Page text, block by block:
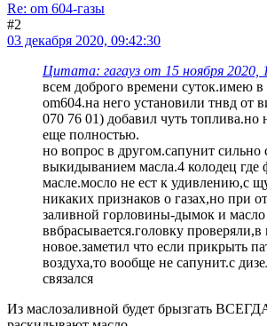
Re: om 604-газы
#2
03 декабря 2020, 09:42:30
Цитата: гагауз от 15 ноября 2020,
всем доброго времени суток.имею в
om604.на него установили тнвд от
070 76 01) добавил чуть топлива.но
еще полностью.
но вопрос в другом.сапунит сильно
выкидыванием масла.4 колодец где
масле.мосло не ест к удивлению,с
никаких признаков о газах,но при
заливной горловины-дымок и масло
ввбрасывается.головку проверяли,в
новое.заметил что если прикрыть
воздуха,то вообще не сапунит.с
связался
Из маслозаливной будет брызгать